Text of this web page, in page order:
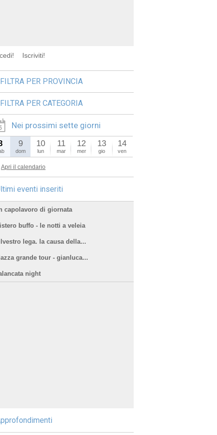
Iscriviti!
FILTRA PER PROVINCIA
FILTRA PER CATEGORIA
Nei prossimi sette giorni
9
dom
10
lun
11
mar
12
mer
13
gio
14
ven
Apri il calendario
eventi inseriti
capolavoro di giornata
buffo - le notti a veleia
lega. la causa della...
grande tour - gianluca...
night